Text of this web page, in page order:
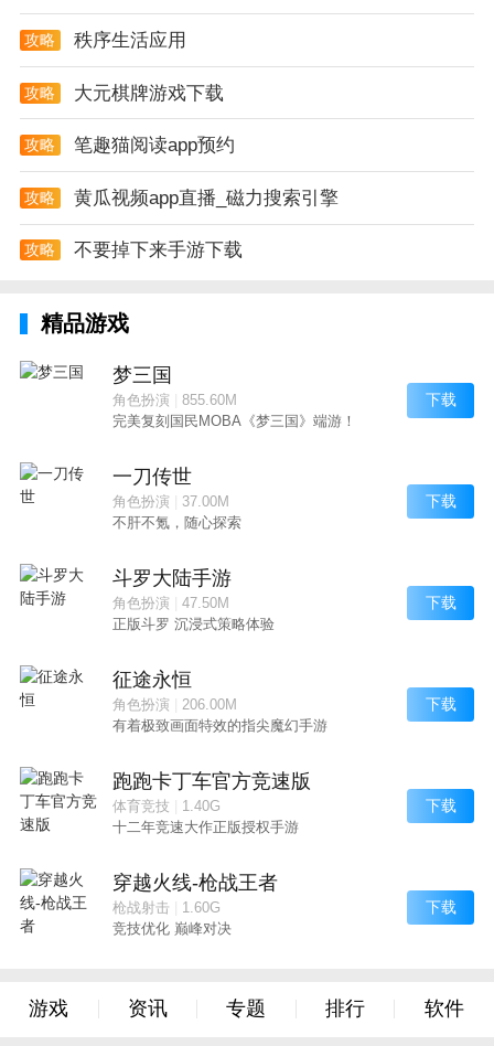
攻略 秩序生活应用
攻略 大元棋牌游戏下载
攻略 笔趣猫阅读app预约
攻略 黄瓜视频app直播_磁力搜索引擎
攻略 不要掉下来手游下载
精品游戏
梦三国
角色扮演| 855.60M
完美复刻国民MOBA《梦三国》端游！
下载
一刀传世
角色扮演| 37.00M
不肝不氪，随心探索
下载
斗罗大陆手游
角色扮演| 47.50M
正版斗罗 沉浸式策略体验
下载
征途永恒
角色扮演| 206.00M
有着极致画面特效的指尖魔幻手游
下载
跑跑卡丁车官方竞速版
体育竞技
1.40G
十二年竞速大作正版授权手游
下载
穿越火线-枪战王者
枪战射击
1.60G
竞技优化 巅峰对决
下载
游戏 资讯 专题 排行 软件